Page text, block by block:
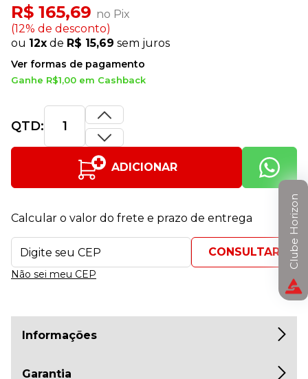
R$ 165,69 no Pix
(12% de desconto)
ou 12x de R$ 15,69 sem juros
Ver formas de pagamento
Ganhe R$1,00 em Cashback
QTD:
ADICIONAR
Calcular o valor do frete e prazo de entrega
Não sei meu CEP
Informações
Garantia
Clube Horizon